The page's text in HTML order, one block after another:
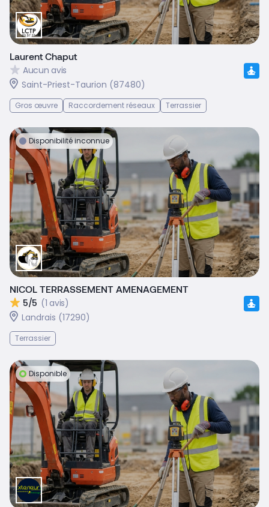
Laurent Chaput
Aucun avis
Saint-Priest-Taurion (87480)
Gros œuvre Raccordement réseaux Terrassier
Disponibilité inconnue
NICOL TERRASSEMENT AMENAGEMENT
5/5 (1 avis)
Landrais (17290)
Terrassier
Disponible